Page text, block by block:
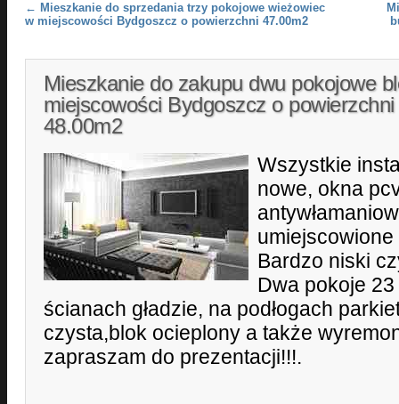
Post navigation
← Mieszkanie do sprzedania trzy pokojowe wieżowiec
w miejscowości Bydgoszcz o powierzchni 47.00m2
Mieszkanie do zakupu dwu pokojowe
miejscowości Bydgoszcz o powierzchni
48.00m2
Wszystkie
nowe, okna
Bardzo niski
Dwa pokoje
ścianach gładzie, na podłogach
czysta,blok ocieplony a także
zapraszam do prezentacji!!!.